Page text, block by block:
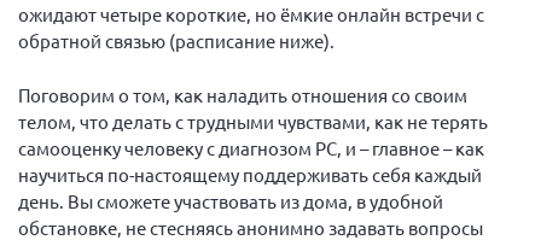
Конференция ОООИБРС 2021
Конференция ОООИБРС 2020
Документы съездов
Первый съезд
Второй съезд
ожидают четыре короткие, но ёмкие онлайн встречи с
обратной связью (расписание ниже).
Поговорим о том, как наладить отношения со своим
телом, что делать с трудными чувствами, как не терять
самооценку человеку с диагнозом РС, и – главное – как
научиться по-настоящему поддерживать себя каждый
день. Вы сможете участвовать из дома, в удобной
обстановке, не стесняясь анонимно задавать вопросы